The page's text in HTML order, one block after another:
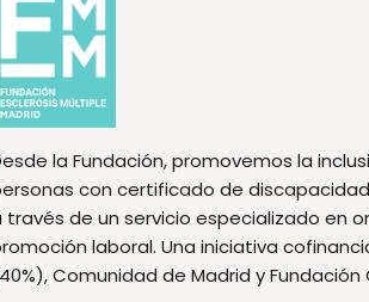
la Fundación, promovemos la
con certificado de
través de un servicio especializado en
laboral. Una iniciativa
Comunidad de Madrid y Fundación